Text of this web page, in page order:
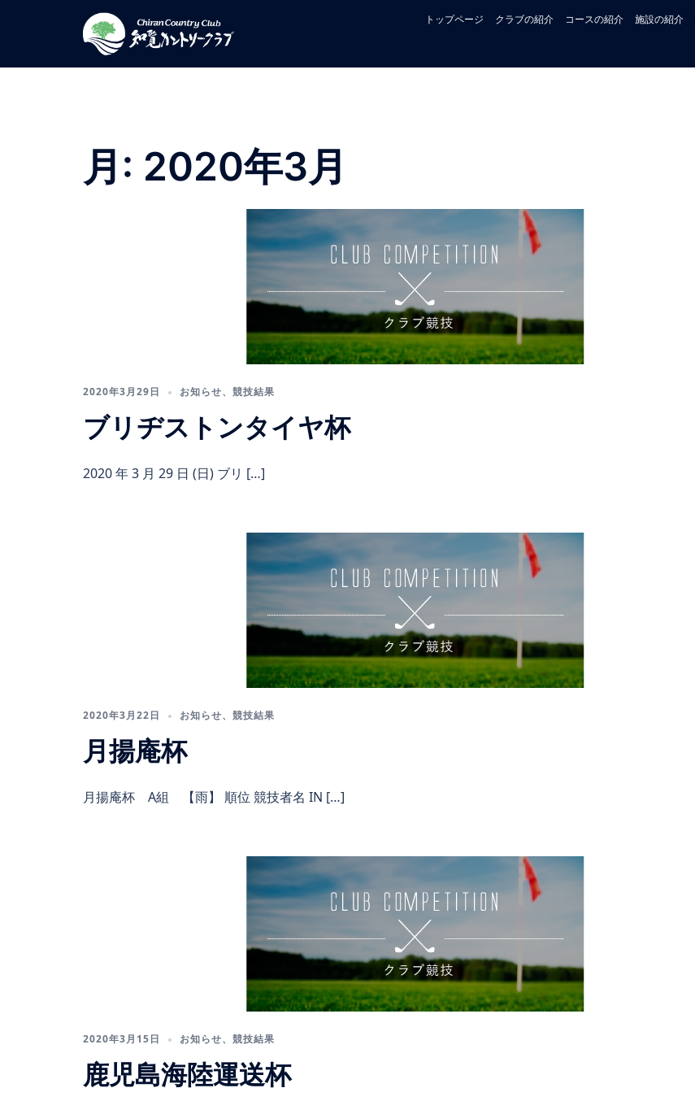
ン
トップページ クラブの紹介 コースの紹介 施設の紹介
月: 2020年3月
2020年3月29日 お知らせ、 競技結果
ブリヂストンタイヤ杯
2020 年 3 月 29 日 (日) ブリ […]
2020年3月22日 お知らせ、 競技結果
月揚庵杯
月揚庵杯 A組 【雨】 順位 競技者名 IN […]
2020年3月15日 お知らせ、 競技結果
鹿児島海陸運送杯